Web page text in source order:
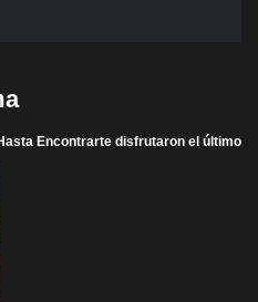
Encontrarte disfrutaron el último